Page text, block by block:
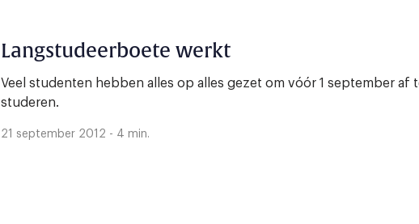
Langstudeerboete werkt
Veel studenten hebben alles op alles gezet om vóór 1 september af
studeren.
21 september 2012 - 4 min.